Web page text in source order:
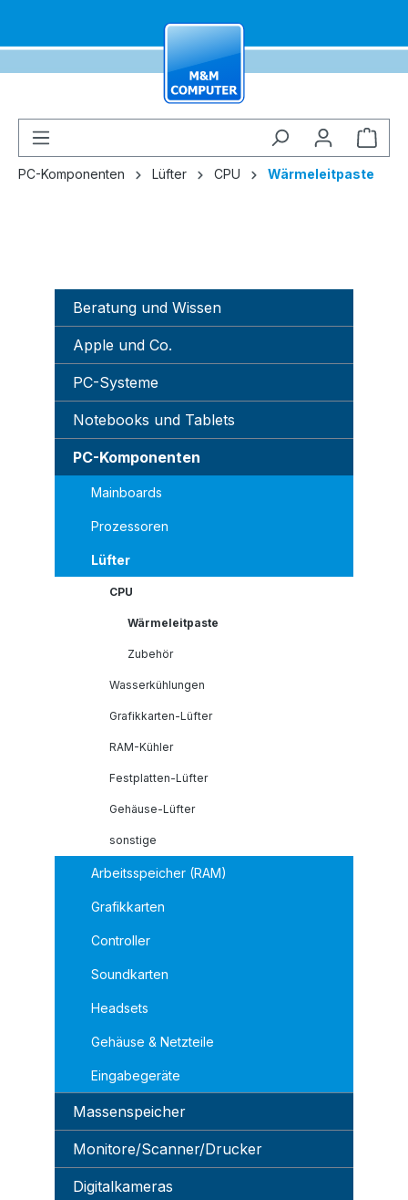
PC-Komponenten Lüfter CPU Wärmeleitpaste
Beratung und Wissen
Apple und Co.
PC-Systeme
Notebooks und Tablets
PC-Komponenten
Mainboards
Prozessoren
Lüfter
CPU
Wärmeleitpaste
Zubehör
Wasserkühlungen
Grafikkarten-Lüfter
RAM-Kühler
Festplatten-Lüfter
Gehäuse-Lüfter
sonstige
Arbeitsspeicher (RAM)
Grafikkarten
Controller
Soundkarten
Headsets
Gehäuse & Netzteile
Eingabegeräte
Massenspeicher
Monitore/Scanner/Drucker
Digitalkameras